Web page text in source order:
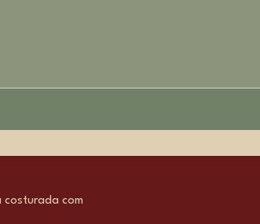
costurada com